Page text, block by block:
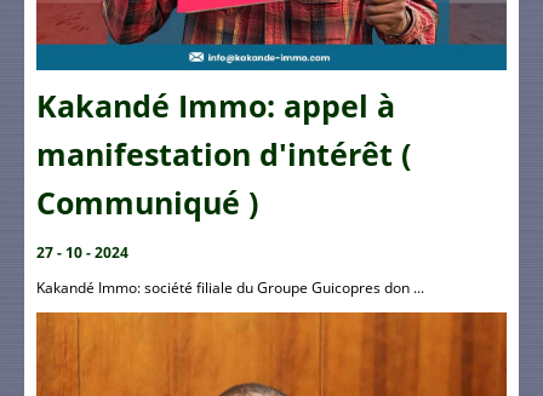
Kakandé Immo: appel à
manifestation d'intérêt (
Communiqué )
27 - 10 - 2024
Kakandé Immo: société filiale du Groupe Guicopres don ...